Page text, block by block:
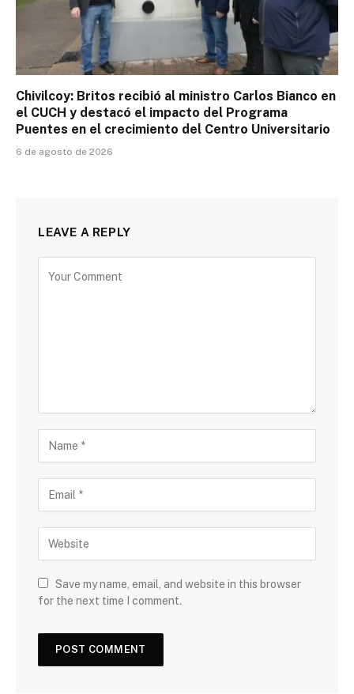
Chivilcoy: Britos recibió al ministro Carlos Bianco en
el CUCH y destacó el impacto del Programa
Puentes en el crecimiento del Centro Universitario
6 de agosto de 2026
LEAVE A REPLY
Save my name, email, and website in this browser
for the next time I comment.